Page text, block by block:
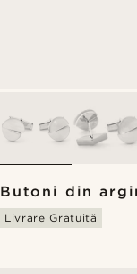
Butoni din
Livrare Gratuită